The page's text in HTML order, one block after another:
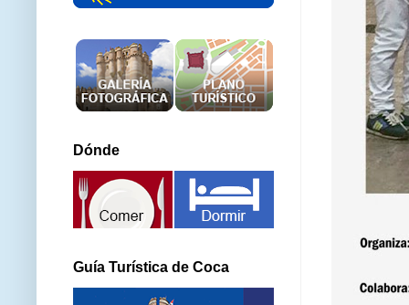
Dónde
Guía Turística de Coca